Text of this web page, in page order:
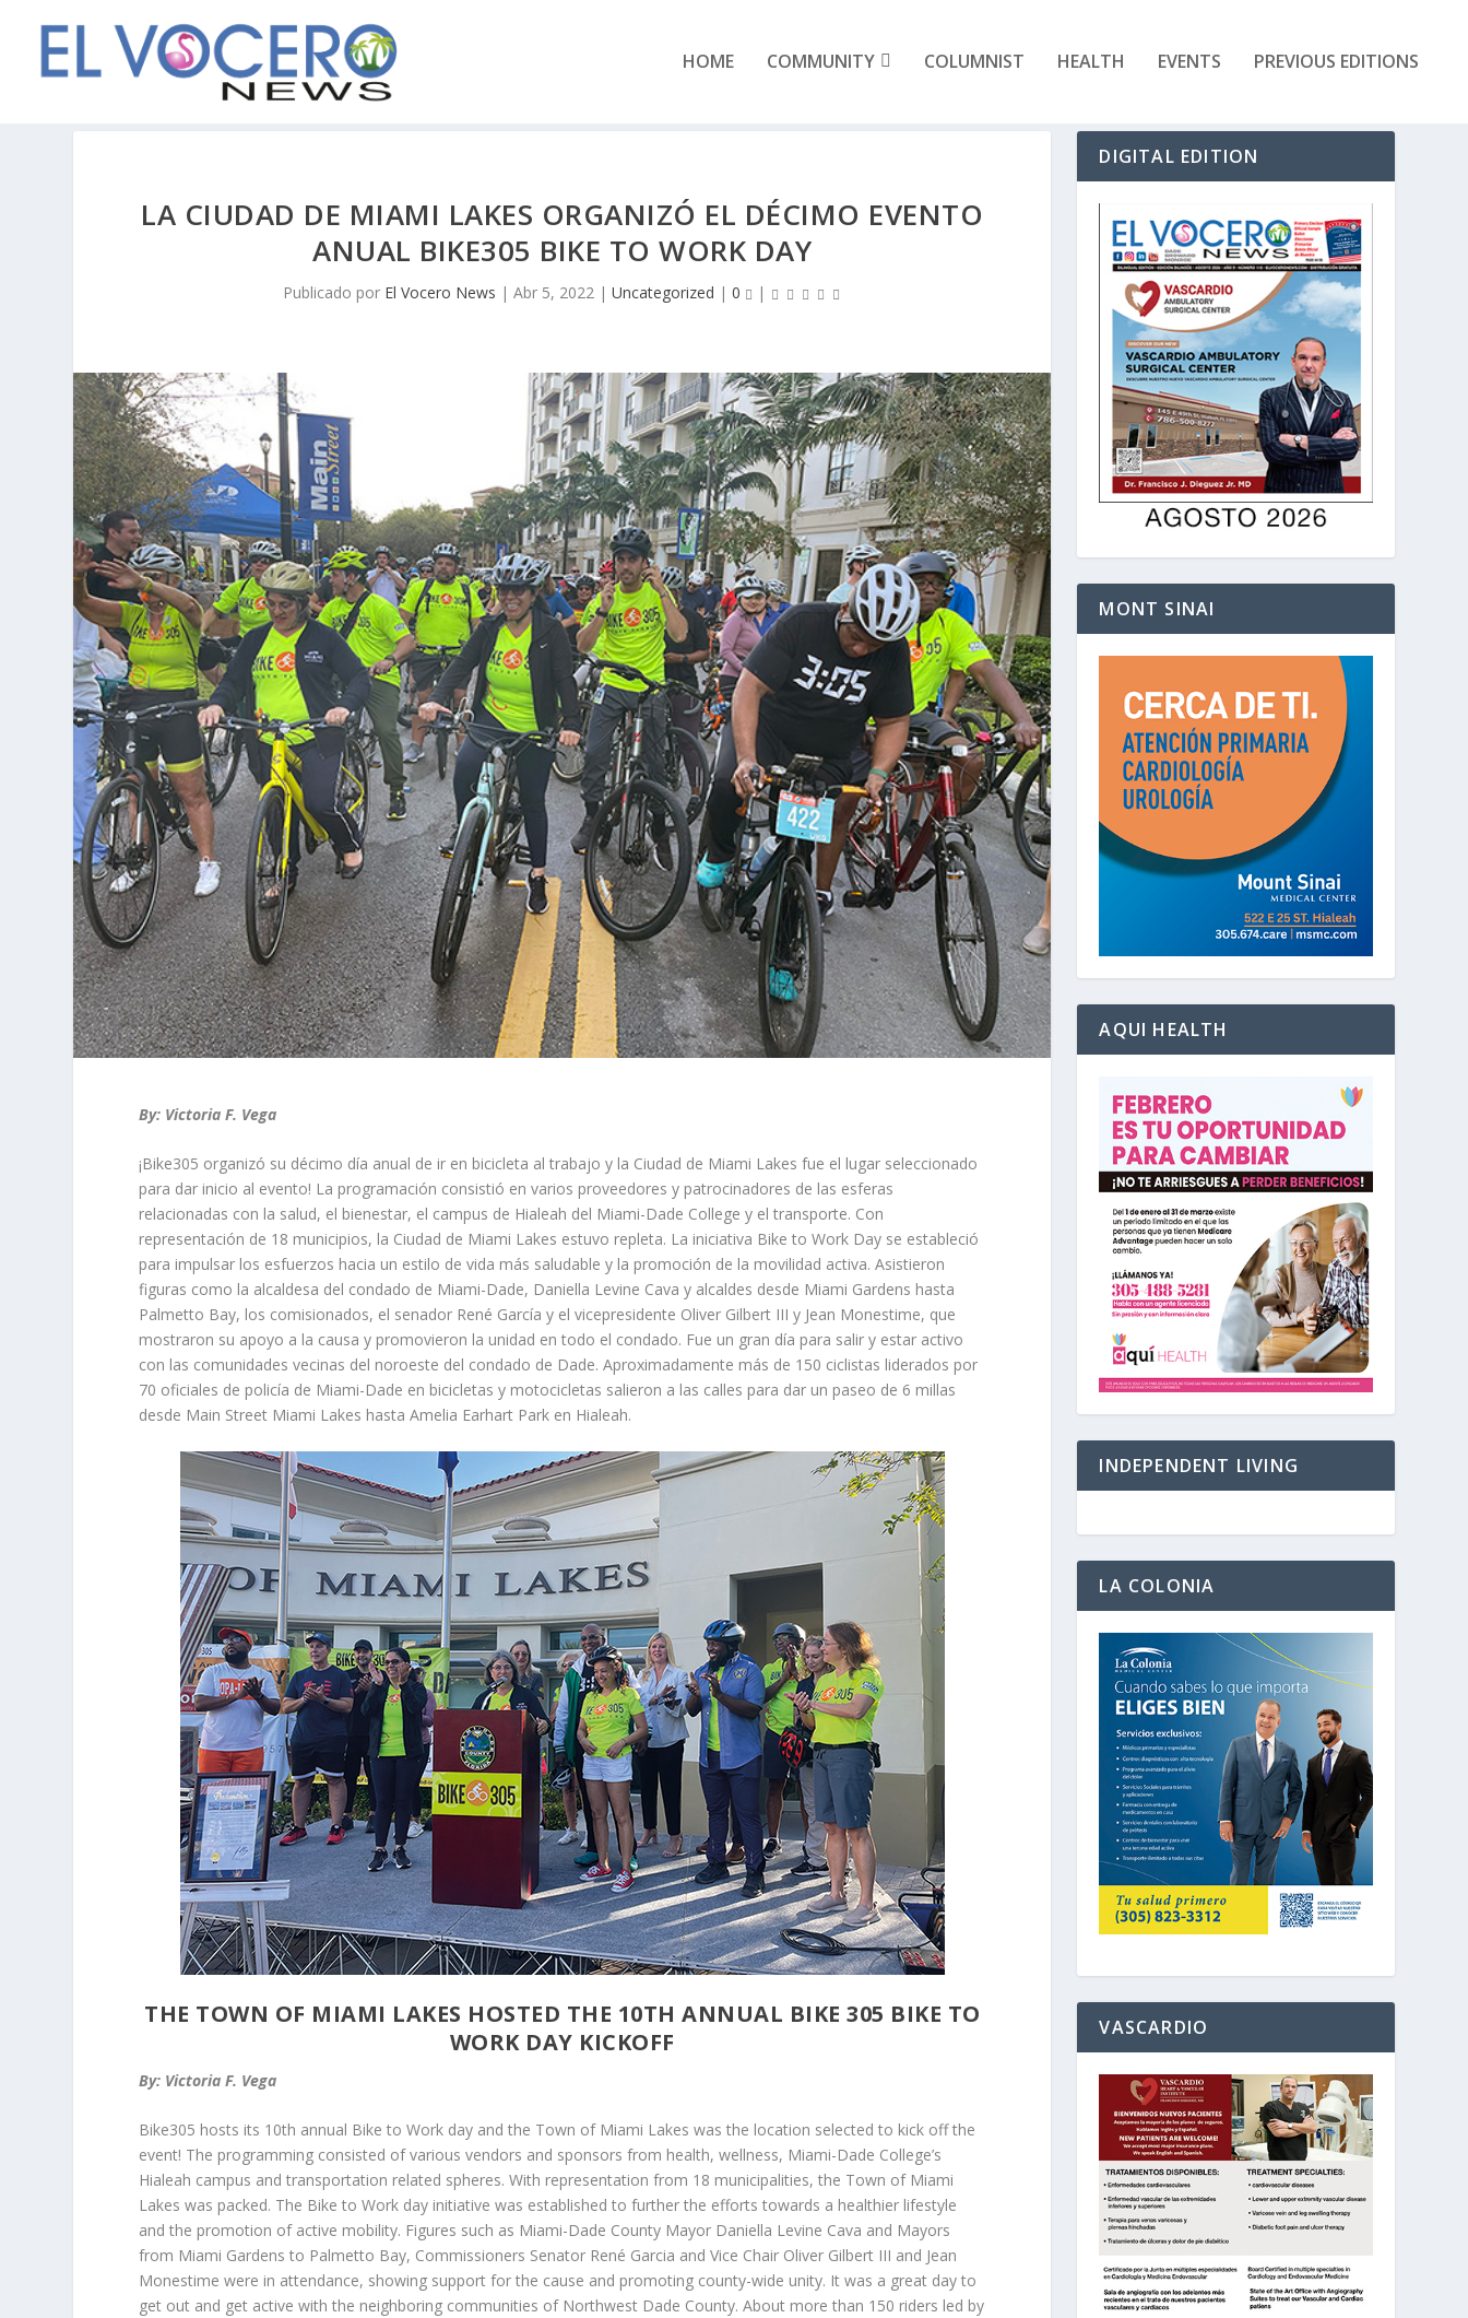
HOME COMMUNITY COLUMNIST HEALTH EVENTS PREVIOUS EDITIONS
LA CIUDAD DE MIAMI LAKES ORGANIZÓ EL DÉCIMO EVENTO
ANUAL BIKE305 BIKE TO WORK DAY
Publicado por El Vocero News | Abr 5, 2022| Uncategorized | 0 |
By: Victoria F. Vega
¡Bike305 organizó su décimo día anual de ir en bicicleta al trabajo y la Ciudad de Miami Lakes fue el lugar seleccionado
para dar inicio al evento! La programación consistió en varios proveedores y patrocinadores de las esferas
relacionadas con la salud, el bienestar, el campus de Hialeah del Miami-Dade College y el transporte. Con
representación de 18 municipios, la Ciudad de Miami Lakes estuvo repleta. La iniciativa Bike to Work Day se estableció
para impulsar los esfuerzos hacia un estilo de vida más saludable y la promoción de la movilidad activa. Asistieron
figuras como la alcaldesa del condado de Miami-Dade, Daniella Levine Cava y alcaldes desde Miami Gardens hasta
Palmetto Bay, los comisionados, el senador René García y el vicepresidente Oliver Gilbert III y Jean Monestime, que
mostraron su apoyo a la causa y promovieron la unidad en todo el condado. Fue un gran día para salir y estar activo
con las comunidades vecinas del noroeste del condado de Dade. Aproximadamente más de 150 ciclistas liderados por
70 oficiales de policía de Miami-Dade en bicicletas y motocicletas salieron a las calles para dar un paseo de 6 millas
desde Main Street Miami Lakes hasta Amelia Earhart Park en Hialeah.
THE TOWN OF MIAMI LAKES HOSTED THE 10TH ANNUAL BIKE 305 BIKE TO
WORK DAY KICKOFF
By: Victoria F. Vega
Bike305 hosts its 10th annual Bike to Work day and the Town of Miami Lakes was the location selected to kick off the
event! The programming consisted of various vendors and sponsors from health, wellness, Miami-Dade College’s
Hialeah campus and transportation related spheres. With representation from 18 municipalities, the Town of Miami
Lakes was packed. The Bike to Work day initiative was established to further the efforts towards a healthier lifestyle
and the promotion of active mobility. Figures such as Miami-Dade County Mayor Daniella Levine Cava and Mayors
from Miami Gardens to Palmetto Bay, Commissioners Senator René Garcia and Vice Chair Oliver Gilbert III and Jean
Monestime were in attendance, showing support for the cause and promoting county-wide unity. It was a great day to
get out and get active with the neighboring communities of Northwest Dade County. About more than 150 riders led by
DIGITAL EDITION
MONT SINAI
AQUI HEALTH
INDEPENDENT LIVING
LA COLONIA
VASCARDIO